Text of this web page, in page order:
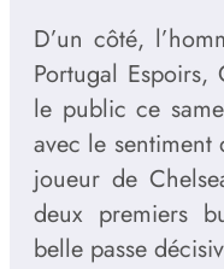
D’un côté,
Portugal
le public ce
avec le
joueur de
deux premiers
belle passe